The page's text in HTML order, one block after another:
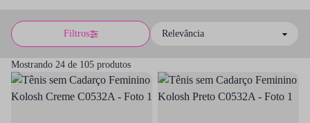
Filtros
Sort by
Mostrando 24 de 105 produtos